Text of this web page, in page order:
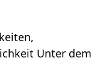
Unter dem